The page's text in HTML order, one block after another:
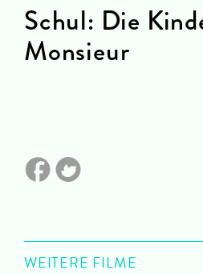
Schul: Die
Monsieur
WEITERE FILME